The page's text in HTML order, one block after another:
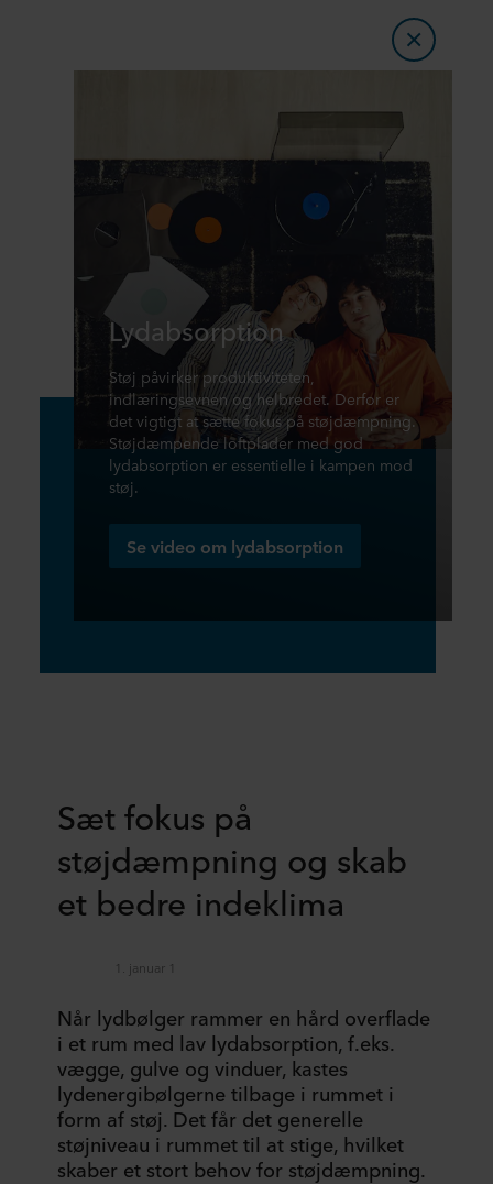
Lydabsorption
Støj påvirker produktiviteten,
indlæringsevnen og helbredet. Derfor er
det vigtigt at sætte fokus på støjdæmpning.
Støjdæmpende loftplader med god
lydabsorption er essentielle i kampen mod
støj.
Se video om lydabsorption
Sæt fokus på
støjdæmpning og skab
et bedre indeklima
1. januar 1
Når lydbølger rammer en hård overflade
i et rum med lav lydabsorption, f.eks.
vægge, gulve og vinduer, kastes
lydenergibølgerne tilbage i rummet i
form af støj. Det får det generelle
støjniveau i rummet til at stige, hvilket
skaber et stort behov for støjdæmpning.